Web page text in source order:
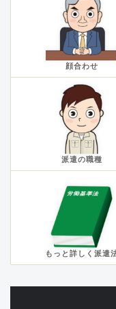
顔合わせ
派遣の職種
もっと詳しく派遣